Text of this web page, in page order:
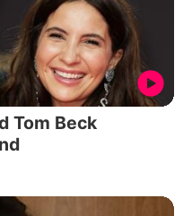
Tom Beck